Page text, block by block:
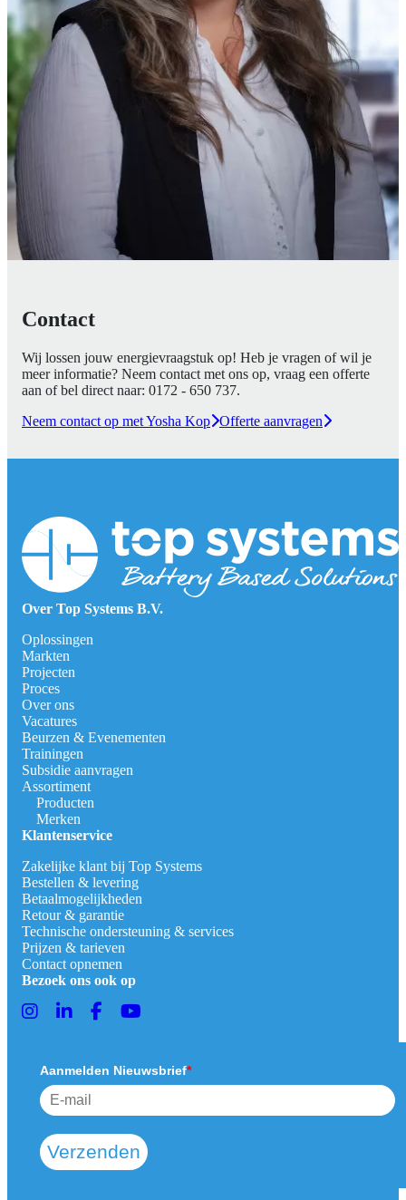
Contact
Wij lossen jouw energievraagstuk op! Heb je vragen of wil je
meer informatie? Neem contact met ons op, vraag een offerte
aan of bel direct naar: 0172 - 650 737.
Neem contact op met Yosha Kop Offerte aanvragen
Over Top Systems B.V.
Oplossingen
Markten
Projecten
Proces
Over ons
Vacatures
Beurzen & Evenementen
Trainingen
Subsidie aanvragen
Assortiment
Producten
Merken
Klantenservice
Zakelijke klant bij Top Systems
Bestellen & levering
Betaalmogelijkheden
Retour & garantie
Technische ondersteuning & services
Prijzen & tarieven
Contact opnemen
Bezoek ons ook op
Aanmelden Nieuwsbrief*
Verzenden